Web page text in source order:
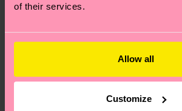
of their services.
Allow all
Customize
am häufigsten gestellten Fragen.